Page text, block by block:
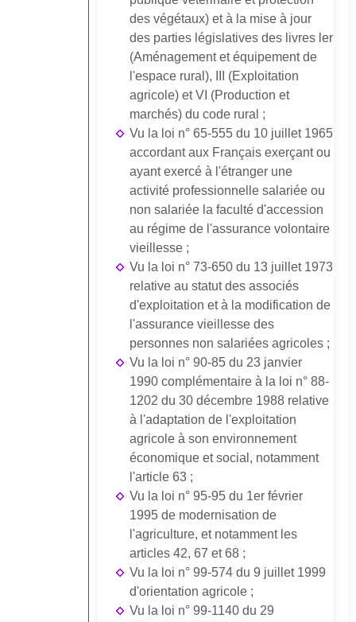
des végétaux) et à la mise à jour
des parties législatives des livres ler
(Aménagement et équipement de
l'espace rural), III (Exploitation
agricole) et VI (Production et
marchés) du code rural ;
Vu la loi n° 65-555 du 10 juillet 1965
accordant aux Français exerçant ou
ayant exercé à l'étranger une
activité professionnelle salariée ou
non salariée la faculté d'accession
au régime de l'assurance volontaire
vieillesse ;
Vu la loi n° 73-650 du 13 juillet 1973
relative au statut des associés
d'exploitation et à la modification de
l'assurance vieillesse des
personnes non salariées agricoles ;
Vu la loi n° 90-85 du 23 janvier
1990 complémentaire à la loi n° 88-
1202 du 30 décembre 1988 relative
à l'adaptation de l'exploitation
agricole à son environnement
économique et social, notamment
l'article 63 ;
Vu la loi n° 95-95 du 1er février
1995 de modernisation de
l'agriculture, et notamment les
articles 42, 67 et 68 ;
Vu la loi n° 99-574 du 9 juillet 1999
d'orientation agricole ;
Vu la loi n° 99-1140 du 29